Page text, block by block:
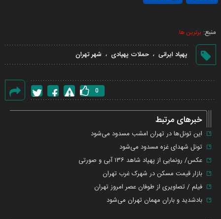
منبع: برترین ها
پهپاد ایرانی ، حملات پهپادی ، شهر تهران
گزارش
0
خبرهای مرتبط
این تونل‌ها در تهران امشب مسدود می‌شود
تونل شهدای غزه مسدود می‌شود
عکس/ رونمایی از پهپاد شاهد ۱۳۶ آبی و صورتی
بازار قیمت مسکن در شهرک غرب تهران
فیلم / تصاویری از طوفان عصر امروز تهران
بادشدید و باران مهمان تهران می‌شود